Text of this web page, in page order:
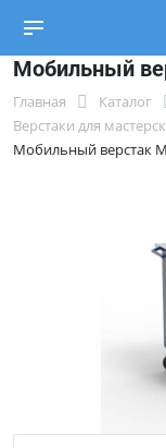
Мобильный
Главная Каталог
Верстаки для
Мобильный верстак